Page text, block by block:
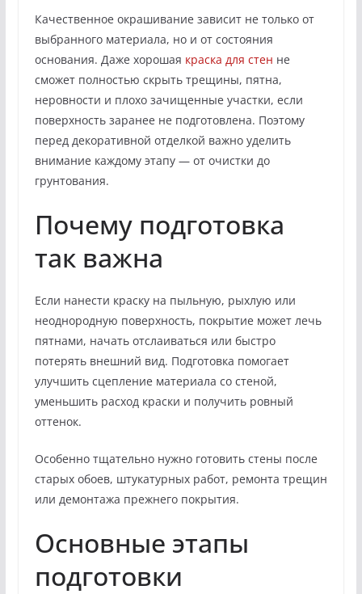
Качественное окрашивание зависит не только от
выбранного материала, но и от состояния
основания. Даже хорошая краска для стен не
сможет полностью скрыть трещины, пятна,
неровности и плохо зачищенные участки, если
поверхность заранее не подготовлена. Поэтому
перед декоративной отделкой важно уделить
внимание каждому этапу — от очистки до
грунтования.
Почему подготовка
так важна
Если нанести краску на пыльную, рыхлую или
неоднородную поверхность, покрытие может лечь
пятнами, начать отслаиваться или быстро
потерять внешний вид. Подготовка помогает
улучшить сцепление материала со стеной,
уменьшить расход краски и получить ровный
оттенок.
Особенно тщательно нужно готовить стены после
старых обоев, штукатурных работ, ремонта трещин
или демонтажа прежнего покрытия.
Основные этапы
подготовки